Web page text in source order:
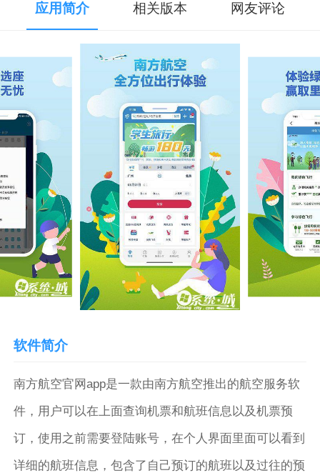
应用简介 相关版本 网友评论
软件简介
南方航空官网app是一款由南方航空推出的航空服务软
件，用户可以在上面查询机票和航班信息以及机票预
订，使用之前需要登陆账号，在个人界面里面可以看到
详细的航班信息，包含了自己预订的航班以及过往的预